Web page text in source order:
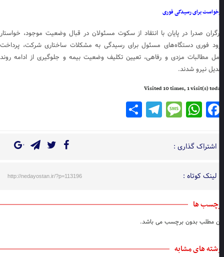
برای رسیدگی فوری
صدرا در پایان با انتقاد از سکوت مسئولان در قبال وضعیت موجود، خواستار
فوری دستگاه‌های مسئول برای رسیدگی به مشکلات ساختاری شرکت، پرداخت
مطالبات مزدی و رفاهی، تعیین تکلیف وضعیت بیمه و جلوگیری از ادامه روند
نیرو شدند.
Visited 10 times, 1 visit(s)
Facebook
WhatsApp
Message
Telegram
Share
اشتراک گذاری :
لینک کوتاه : http://nedayostan.ir/?p=113196
ها
مطلب بدون برچسب می باشد.
های مشابه